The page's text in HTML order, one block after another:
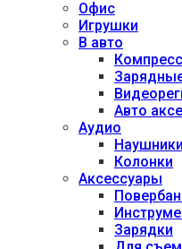
Офис
Игрушки
В авто
Авто
Аудио
Наушники
Колонки
Аксессуары
Зарядки